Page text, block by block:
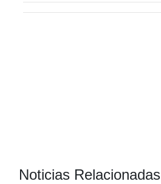
Noticias Relacionadas